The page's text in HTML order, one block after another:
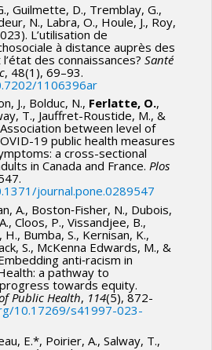
Guilmette, D., Tremblay, G.,
N., Labra, O., Houle, J., Roy,
L’utilisation de
à distance auprès des
des connaissances? Santé
, 48(1), 69–93.
1106396ar
J., Bolduc, N., Ferlatte, O.,
T., Jauffret-Roustide, M., &
between level of
19 public health measures
a cross-sectional
in Canada and France. Plos
journal.pone.0289547
A., Boston‑Fisher, N., Dubois,
Cloos, P., Vissandjee, B.,
Bumba, S., Kernisan, K.,
S., McKenna Edwards, M., &
anti‑racism in
a pathway to
towards equity.
Public Health, 114(5), 872-
10.17269/s41997-023-
E.*, Poirier, A., Salway, T.,